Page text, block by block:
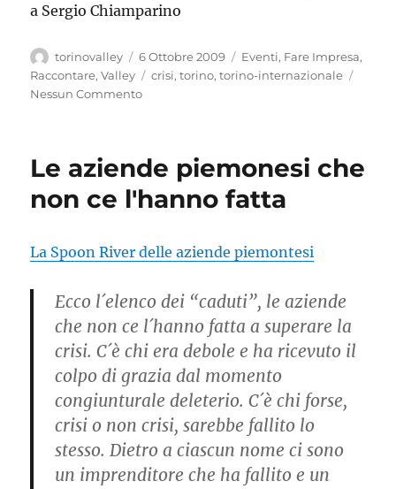
a Sergio Chiamparino
Autore
torinovalley
Pubblicato
il
6 Ottobre 2009 Categorie
Eventi, Fare Impresa,
Raccontare,Valley Tag
crisi,torino,torino-internazionale
Nessun Commento
Le aziende piemonesi che
non ce l'hanno fatta
La Spoon River delle aziende piemontesi
Ecco l´elenco dei “caduti”, le aziende
che non ce l´hanno fatta a superare la
crisi. C´è chi era debole e ha ricevuto il
colpo di grazia dal momento
congiunturale deleterio. C´è chi forse,
crisi o non crisi, sarebbe fallito lo
stesso. Dietro a ciascun nome ci sono
un imprenditore che ha fallito e un